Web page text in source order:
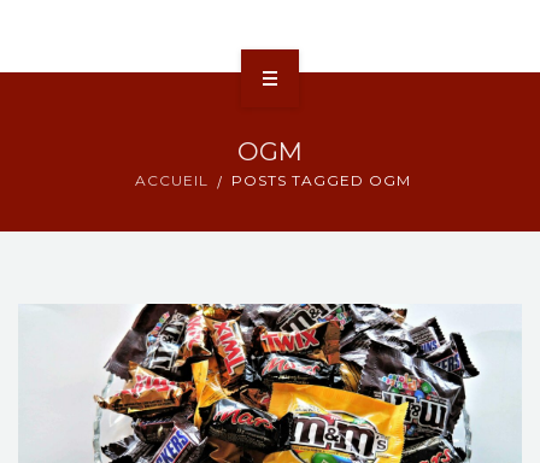
NOS ACTIONS
CONTACT
OGM
ACCUEIL POSTS TAGGED OGM